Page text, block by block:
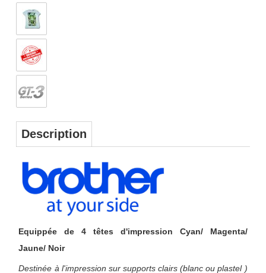
Description
Equippée de 4 têtes d'impression Cyan/ Magenta/
Jaune/ Noir
Destinée à l'impression sur supports clairs (blanc ou plastel )